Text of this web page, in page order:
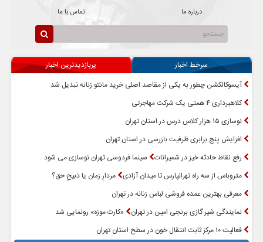
درباره ما تماس با ما
سرخط اخبار
پربازدیدترین اخبار
آیسوکالکشن چطور به یکی از مقاصد اصلی خرید مانتو زنانه تبدیل شد
کلاهبرداری ۴ همتی یک شرکت مهاجرتی
نوسازی ۱۵ هزار کلاس درس در استان تهران
افزایش پنج برابری ظرفیت بازرسی در استان تهران
رفع نقاط حادثه خیز در شمیرانات
سینما فردوسی تهران نوسازی می شود
متروباس از سه راه تهرانپارس تا میدان آزادی مردارِ زمان یا ذبیحِ حق؟
معرفی بهترین عمده فروشی لباس زنانه در تهران
نمایندگی شیر گازی برنجی امین در تهران
«کارت موزه» رونمایی شد
فعالیت ۱۰ مرکز ثابت انتقال خون در سطح استان تهران